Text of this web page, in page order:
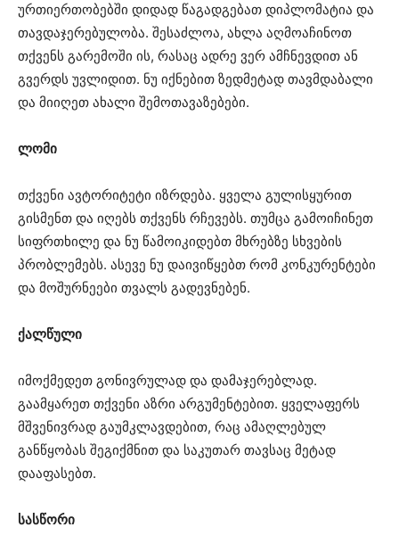
ურთიერთობებში დიდად წაგადგებათ დიპლომატია და
თავდაჯერებულობა. შესაძლოა, ახლა აღმოაჩინოთ
თქვენს გარემოში ის, რასაც ადრე ვერ ამჩნევდით ან
გვერდს უვლიდით. ნუ იქნებით ზედმეტად თავმდაბალი
და მიიღეთ ახალი შემოთავაზებები.
ლომი
თქვენი ავტორიტეტი იზრდება. ყველა გულისყურით
გისმენთ და იღებს თქვენს რჩევებს. თუმცა გამოიჩინეთ
სიფრთხილე და ნუ წამოიკიდებთ მხრებზე სხვების
პრობლემებს. ასევე ნუ დაივიწყებთ რომ კონკურენტები
და მოშურნეები თვალს გადევნებენ.
ქალწული
იმოქმედეთ გონივრულად და დამაჯერებლად.
გაამყარეთ თქვენი აზრი არგუმენტებით. ყველაფერს
მშვენივრად გაუმკლავდებით, რაც ამაღლებულ
განწყობას შეგიქმნით და საკუთარ თავსაც მეტად
დააფასებთ.
სასწორი